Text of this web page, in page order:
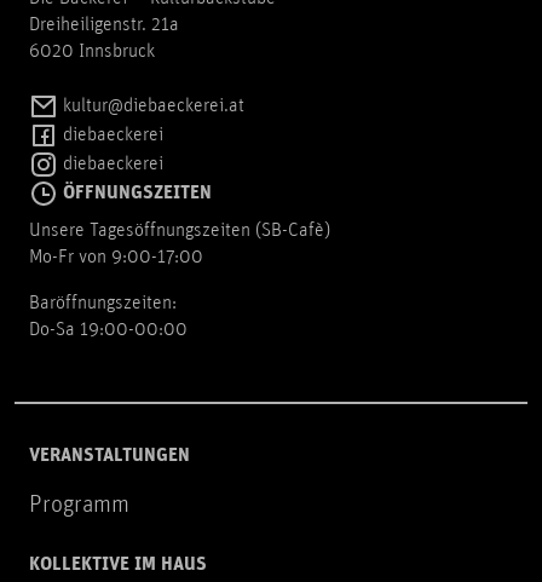
Dreiheiligenstr. 21a
6020 Innsbruck
kultur@diebaeckerei.at
diebaeckerei
diebaeckerei
ÖFFNUNGSZEITEN
Unsere Tagesöffnungszeiten (SB-Cafè)
Mo-Fr von 9:00-17:00
Baröffnungszeiten:
Do-Sa 19:00-00:00
VERANSTALTUNGEN
Programm
KOLLEKTIVE IM HAUS